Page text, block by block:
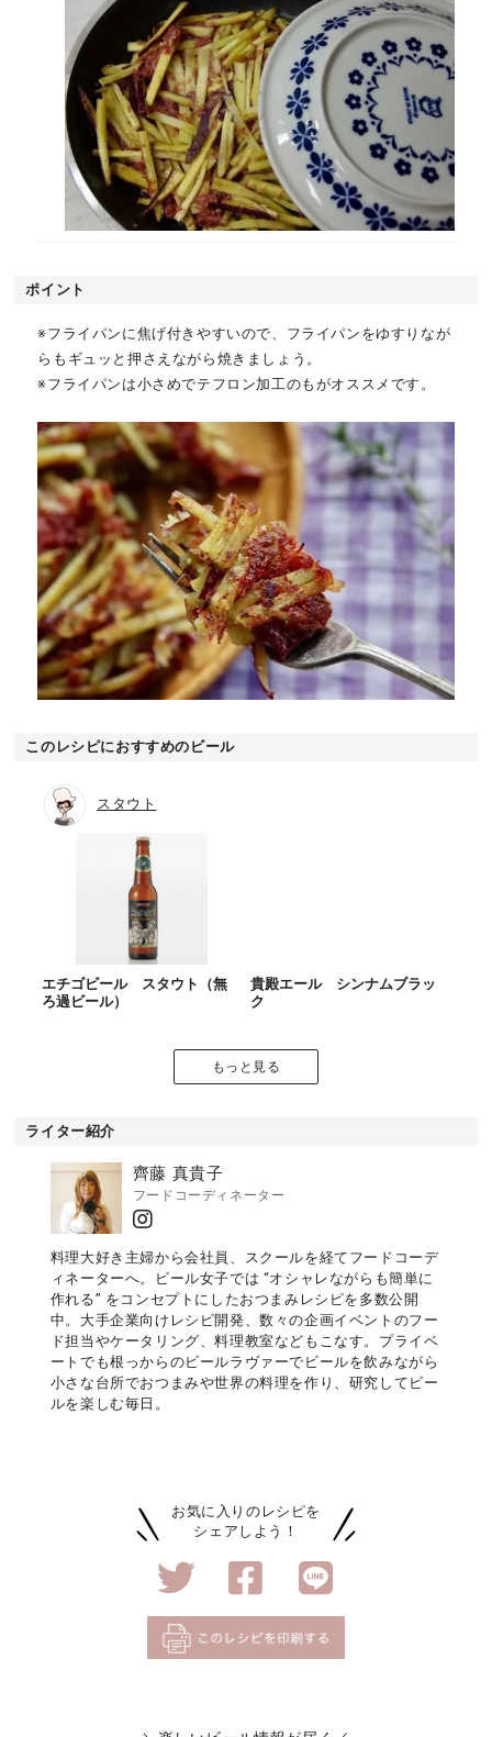
ポイント
※フライパンに焦げ付きやすいので、フライパンをゆすりなが
らもギュッと押さえながら焼きましょう。
※フライパンは小さめでテフロン加工のもがオススメです。
このレシピにおすすめのビール
スタウト
エチゴビール スタウト（無
ろ過ビール）
貴殿エール シンナムブラッ
ク
もっと見る
ライター紹介
齊藤 真貴子
フードコーディネーター
料理大好き主婦から会社員、スクールを経てフードコーデ
ィネーターへ。ビール女子では “オシャレながらも簡単に
作れる” をコンセプトにしたおつまみレシピを多数公開
中。大手企業向けレシピ開発、数々の企画イベントのフー
ド担当やケータリング、料理教室などもこなす。プライベ
ートでも根っからのビールラヴァーでビールを飲みながら
小さな台所でおつまみや世界の料理を作り、研究してビー
ルを楽しむ毎日。
お気に入りのレシピを
シェアしよう！